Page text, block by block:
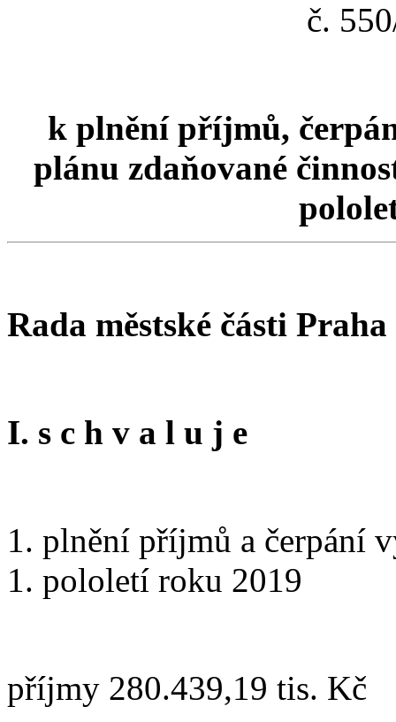
č.
k plnění příjmů,
plánu zdaňované
Rada městské části Praha
I. s c h v a l u j e
1. plnění příjmů a čerpání
1. pololetí roku 2019
příjmy 280.439,19 tis. Kč